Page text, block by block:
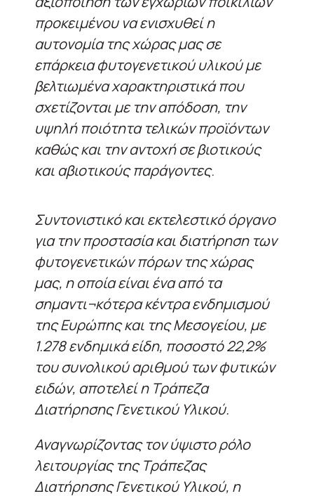
προκειμένου να ενισχυθεί η
αυτονομία της χώρας μας σε
επάρκεια φυτογενετικού υλικού με
βελτιωμένα χαρακτηριστικά που
σχετίζονται με την απόδοση, την
υψηλή ποιότητα τελικών προϊόντων
καθώς και την αντοχή σε βιοτικούς
και αβιοτικούς παράγοντες.
Συντονιστικό και εκτελεστικό όργανο
για την προστασία και διατήρηση των
φυτογενετικών πόρων της χώρας
μας, η οποία είναι ένα από τα
σημαντι¬κότερα κέντρα ενδημισμού
της Ευρώπης και της Μεσογείου, με
1.278 ενδημικά είδη, ποσοστό 22,2%
του συνολικού αριθμού των φυτικών
ειδών, αποτελεί η Τράπεζα
Διατήρησης Γενετικού Υλικού.
Αναγνωρίζοντας τον ύψιστο ρόλο
λειτουργίας της Τράπεζας
Διατήρησης Γενετικού Υλικού, η